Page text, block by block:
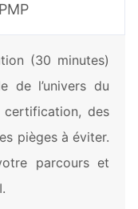
(30 minutes)
de l’univers du
des
pièges à éviter.
parcours et